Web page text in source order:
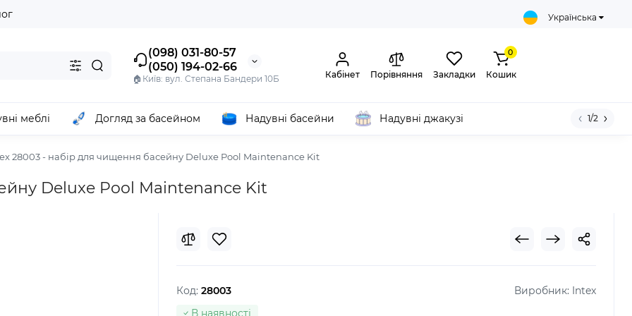
Українська
(098) 031-80-57
(050) 194-02-66
🏠Київ: вул. Степана Бандери 10Б Кабінет Порівняння Закладки
0
Кошик
меблі Догляд за басейном Надувні басейни Надувні джакузі 1/2
28003 - набір для чищення басейну Deluxe Pool Maintenance Kit
Deluxe Pool Maintenance Kit
Код: 28003 Виробник: Intex
В наявності